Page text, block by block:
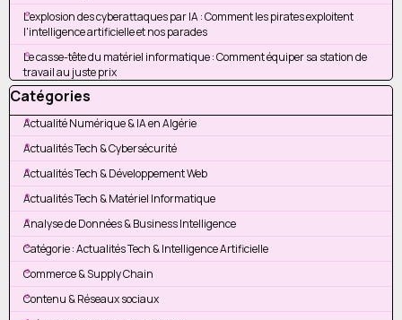
L'explosion des cyberattaques par IA : Comment les pirates exploitent
l'intelligence artificielle et nos parades
Le casse-tête du matériel informatique : Comment équiper sa station de
travail au juste prix
Sauter le bloc Catégories
Catégories
Actualité Numérique & IA en Algérie
Actualités Tech & Cybersécurité
Actualités Tech & Développement Web
Actualités Tech & Matériel Informatique
Analyse de Données & Business Intelligence
Catégorie : Actualités Tech & Intelligence Artificielle
Commerce & Supply Chain
Contenu & Réseaux sociaux